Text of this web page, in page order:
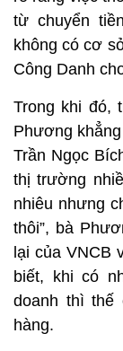
từ chuyển
không có cơ
Công Danh
Trong khi đó,
Phương
Trần Ngọc
thị trường
nhiêu nhưng
thôi”, bà
lại của VNCB
biết, khi có
doanh thì thế
hàng.